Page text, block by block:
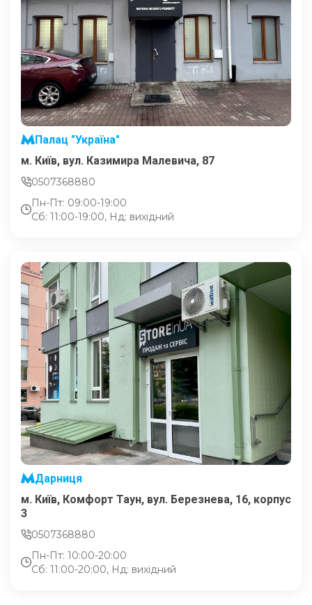
Палац "Україна"
м. Київ, вул. Казимира Малевича, 87
0507368880
Пн-Пт: 09:00-19:00
Сб: 11:00-19:00, Нд: вихідний
Дарниця
м. Київ, Комфорт Таун, вул. Березнева, 16, корпус
3
0507368880
Пн-Пт: 10:00-20:00
Сб: 11:00-20:00, Нд: вихідний